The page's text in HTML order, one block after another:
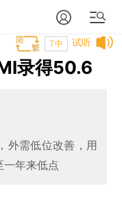
试听
T中
录得50.6
外需低位改善，用
一年来低点